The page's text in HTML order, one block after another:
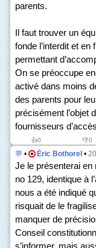
parents.
Il faut trouver un
fonde l’interdit et
permettant
On se préoccupe
activé dans moins
des parents pour
précisément l’objet
fournisseurs
👍0 👎0
💬 • Éric Bothorel •
Je le présenterai
no 129, identique à
nous a été indiqué
risquait de le
manquer de
Conseil
s’informer, mais